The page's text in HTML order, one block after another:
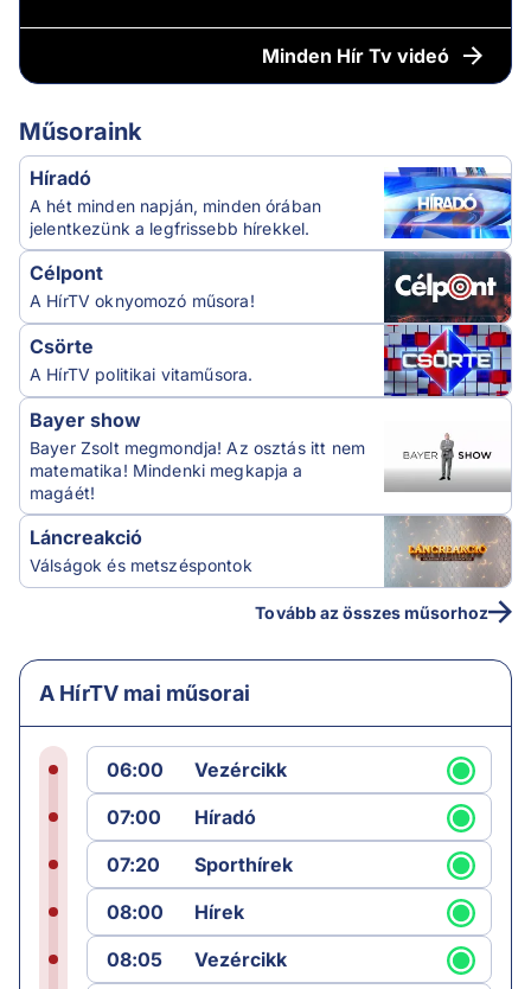
Minden Hír Tv videó
Műsoraink
Híradó
A hét minden napján, minden órában
jelentkezünk a legfrissebb hírekkel.
Célpont
A HírTV oknyomozó műsora!
Csörte
A HírTV politikai vitaműsora.
Bayer show
Bayer Zsolt megmondja! Az osztás itt nem
matematika! Mindenki megkapja a
magáét!
Láncreakció
Válságok és metszéspontok
Tovább az összes műsorhoz
A HírTV mai műsorai
06:00
Vezércikk
07:00
Híradó
07:20
Sporthírek
08:00
Hírek
08:05
Vezércikk